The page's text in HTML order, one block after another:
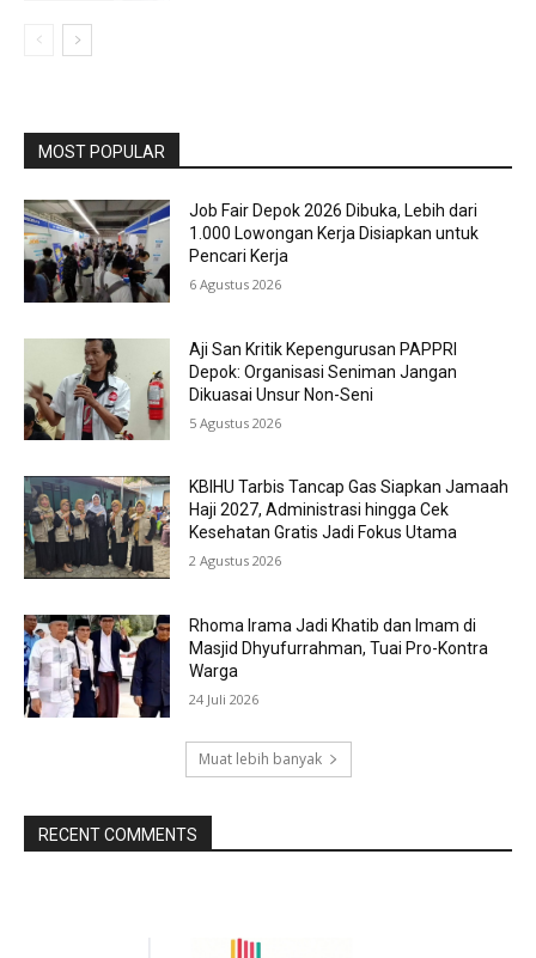
MOST POPULAR
Job Fair Depok 2026 Dibuka, Lebih dari
1.000 Lowongan Kerja Disiapkan untuk
Pencari Kerja
6 Agustus 2026
Aji San Kritik Kepengurusan PAPPRI
Depok: Organisasi Seniman Jangan
Dikuasai Unsur Non-Seni
5 Agustus 2026
KBIHU Tarbis Tancap Gas Siapkan Jamaah
Haji 2027, Administrasi hingga Cek
Kesehatan Gratis Jadi Fokus Utama
2 Agustus 2026
Rhoma Irama Jadi Khatib dan Imam di
Masjid Dhyufurrahman, Tuai Pro-Kontra
Warga
24 Juli 2026
Muat lebih banyak
RECENT COMMENTS